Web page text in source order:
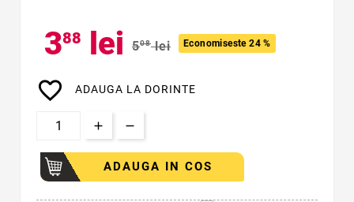
388 lei 508 lei Economiseste 24 %
favorite_border ADAUGA LA DORINTE
ADAUGA IN COS